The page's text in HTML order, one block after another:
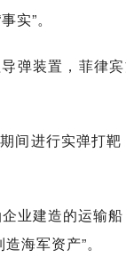
实”。
弹装置，菲律
间进行实弹打
业建造的运输
海军资产”。